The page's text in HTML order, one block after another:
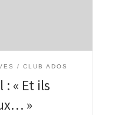
CLUB ADOS
: « Et ils
»